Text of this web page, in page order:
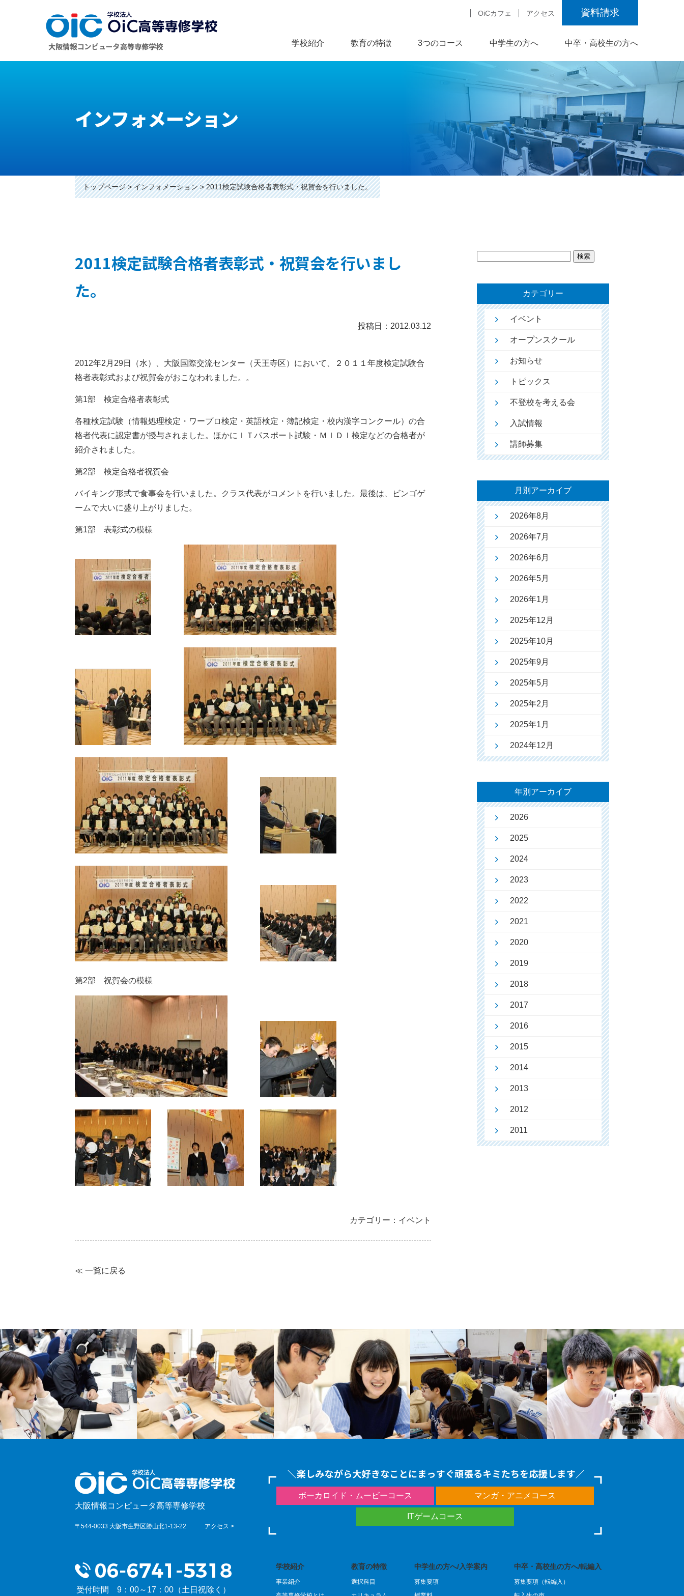
OiCカフェ アクセス 資料請求
学校紹介 教育の特徴 3つのコース 中学生の方へ 中卒・高校生の方へ
インフォメーション
トップページ インフォメーション 2011検定試験合格者表彰式・祝賀会を行いました。
2011検定試験合格者表彰式・祝賀会を行いまし
た。
投稿日：2012.03.12
2012年2月29日（水）、大阪国際交流センター（天王寺区）において、２０１１年度検定試験合
格者表彰式および祝賀会がおこなわれました。。
第1部 検定合格者表彰式
各種検定試験（情報処理検定・ワープロ検定・英語検定・簿記検定・校内漢字コンクール）の合
格者代表に認定書が授与されました。ほかにＩＴパスポート試験・ＭＩＤＩ検定などの合格者が
紹介されました。
第2部 検定合格者祝賀会
バイキング形式で食事会を行いました。クラス代表がコメントを行いました。最後は、ビンゴゲ
ームで大いに盛り上がりました。
第1部 表彰式の模様
第2部 祝賀会の模様
カテゴリー：イベント
≪ 一覧に戻る
カテゴリー
イベント
オープンスクール
お知らせ
トピックス
不登校を考える会
入試情報
講師募集
月別アーカイブ
2026年8月
2026年7月
2026年6月
2026年5月
2026年1月
2025年12月
2025年10月
2025年9月
2025年5月
2025年2月
2025年1月
2024年12月
年別アーカイブ
2026
2025
2024
2023
2022
2021
2020
2019
2018
2017
2016
2015
2014
2013
2012
2011
大阪情報コンピュータ高等専修学校
〒544-0033 大阪市生野区勝山北1-13-22 アクセス >
受付時間 9：00～17：00（土日祝除く）
ボーカロイド・ムービーコース マンガ・アニメコース
ITゲームコース
学校紹介
事業紹介
教育の特徴
選択科目
中学生の方へ/入学案内
募集要項
中卒・高校生の方へ/転編入
募集要項（転編入）